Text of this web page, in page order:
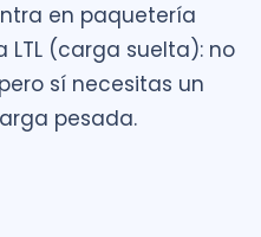
en paquetería
(carga suelta): no
sí necesitas un
pesada.